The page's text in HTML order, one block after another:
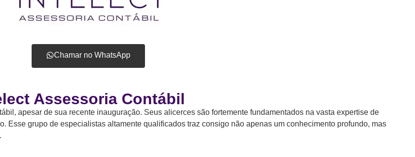
Chamar no WhatsApp
Assessoria Contábil
apesar de sua recente inauguração. Seus alicerces são fortemente fundamentados na vasta expertise de
Esse grupo de especialistas altamente qualificados traz consigo não apenas um conhecimento profundo, mas